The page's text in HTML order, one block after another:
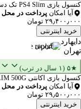
کنسول بازی PS4 Slim تک دسته ظرفیت 500 گیگ اکانتی | استوک
آیا امکان پرداخت در محل
۲۹٫۴۰۰٫۰۰۰ تومان
خرید اینترنتی
دایهارد
تهران
گزارش
★۵ (۱ سال در ترب)
کنسول بازی اکانتی PS4 SLIM 500G کارکرده
آیا امکان پرداخت در محل
۲۹٫۵۰۰٫۰۰۰ تومان
خرید اینترنتی